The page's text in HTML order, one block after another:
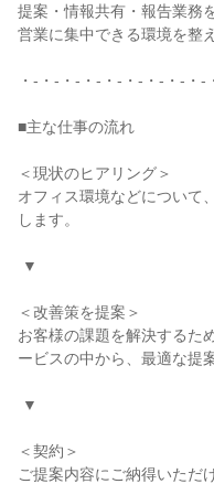
提案・情報共有・報告業務
営業に集中できる環境を整
・-・-・-・-・-・-・-・-・-
■主な仕事の流れ
＜現状のヒアリング＞
オフィス環境などについて
します。
＜改善策を提案＞
お客様の課題を解決するた
ービスの中から、最適な提
＜契約＞
ご提案内容にご納得いただ